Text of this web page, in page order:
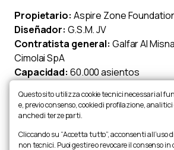
Propietario: Aspire Zone
Diseñador: G.S.M. JV
Contratista general: Galfar Al
Cimolai SpA
Capacidad:60.000 asientos
el suministro y montaje de la
anillo superior y de la cubierta, así
membranas de la cubierta y de la
estructura metálica total mide
Questo sito utilizza cookie tecnici necessari al
e, previo consenso, cookie di profilazione, analitici
anche di terze parti.
Cliccando su “Accetta tutto”, acconsenti all’uso
non tecnici. Puoi gestire o revocare il consenso in